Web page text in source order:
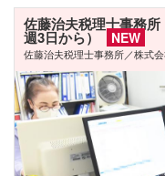
佐藤治夫税理士事務
週3日から） NEW
佐藤治夫税理士事務所／株式